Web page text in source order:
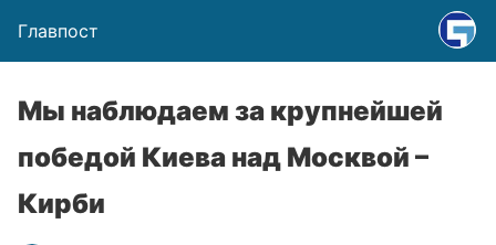
Главпост
Мы наблюдаем за крупнейшей
победой Киева над Москвой –
Кирби